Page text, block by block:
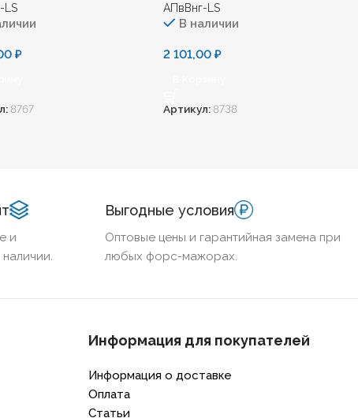
LS
₽
8767
АПвВнг-LS
В наличии
2 101,00₽
Артикул:8738
и
Выгодные условия
Оптовые цены и гарантийная замена при
любых форс-мажорах.
Информация для покупателей
Информация о доставке
Оплата
Статьи